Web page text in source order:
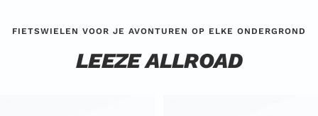
FIETSWIELEN VOOR JE AVONTUREN OP ELKE ONDERGROND
LEEZE ALLROAD